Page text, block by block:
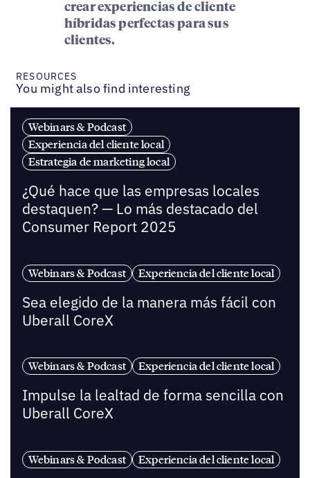
crear experiencias de cliente
híbridas perfectas para sus
clientes.
RESOURCES
You might also find interesting
Webinars & Podcast
Experiencia del cliente local
Estrategia de marketing local
¿Qué hace que las empresas locales
destaquen? — Lo más destacado del
Consumer Report 2025
Webinars & Podcast Experiencia del cliente local
Sea elegido de la manera más fácil con
Uberall CoreX
Webinars & Podcast Experiencia del cliente local
Impulse la lealtad de forma sencilla con
Uberall CoreX
Webinars & Podcast Experiencia del cliente local